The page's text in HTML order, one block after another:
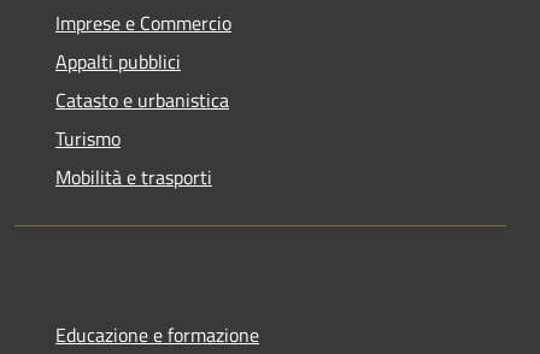
Imprese e Commercio
Appalti pubblici
Catasto e urbanistica
Turismo
Mobilità e trasporti
Educazione e formazione